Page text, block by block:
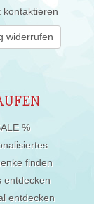
kontaktieren
widerrufen
%
finden
entdecken
entdecken